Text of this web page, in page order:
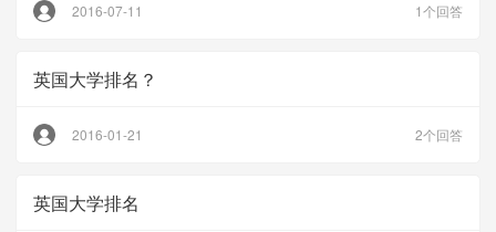
2016-07-11 1个回答
英国大学排名？
2016-01-21 2个回答
英国大学排名